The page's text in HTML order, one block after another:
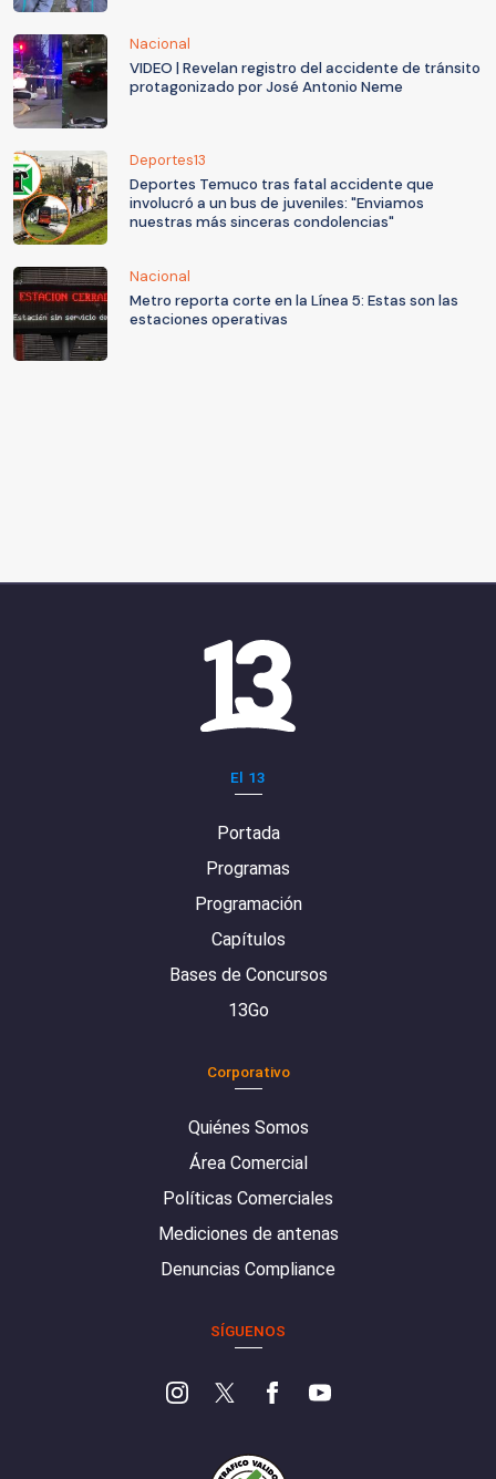
Nacional
VIDEO | Revelan registro del accidente de tránsito
protagonizado por José Antonio Neme
Deportes13
Deportes Temuco tras fatal accidente que
involucró a un bus de juveniles: "Enviamos
nuestras más sinceras condolencias"
Nacional
Metro reporta corte en la Línea 5: Estas son las
estaciones operativas
El 13
Portada
Programas
Programación
Capítulos
Bases de Concursos
13Go
Corporativo
Quiénes Somos
Área Comercial
Políticas Comerciales
Mediciones de antenas
Denuncias Compliance
SÍGUENOS